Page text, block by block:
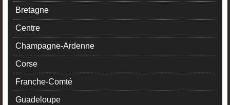
Bretagne
Centre
Champagne-Ardenne
Corse
Franche-Comté
Guadeloupe